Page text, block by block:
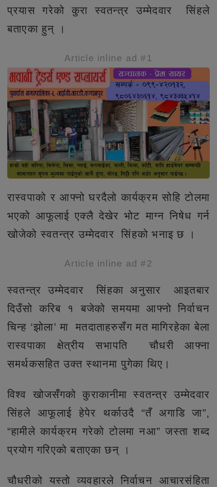
प्रयास गरेको कुरा स्वतन्त्र उम्मेदवार सिंहले
बताएका हुन् ।
Article inline ad #1
रास्वपाको र आफ्नो घरदैलो कार्यक्रम सोहि टोलमा
भएको आफूलाई एक्लै देखेर भोट माग्न निषेध गर्न
खोजेको स्वतन्त्र उम्मेदवार सिंहको भनाइ छ ।
Article inline ad #2
स्वतन्त्र उम्मेदवार सिंहका अनुसार आइतबार
दिउँसो करिब १ बजेको समयमा आफ्नो निर्वाचन
चिन्ह ‘झोला’ मा मतदाताहरुसँग मत मागिरहेका बेला
रास्वपाका क्षेत्रीय सभापति चौधरी आफ्ना
समर्थकसहित उक्त स्थानमा पुगेका थिए।
विश्व खोजसँगको कुराकानीमा स्वतन्त्र उम्मेदवार
सिंहले आफूलाई हेपेर थर्काउदै “तँ अगाडि जा”,
“हामीले कार्यक्रम गरेको टोलमा नआ” जस्ता शब्द
प्रयोग गरिएको बताएका छन् ।
चौधरीको यस्तो व्यवहारले निर्वाचन आचारसंहिता